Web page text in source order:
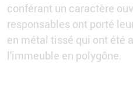
conférant un caractère
responsables ont porté
en métal tissé qui ont été
l'immeuble en polygône.